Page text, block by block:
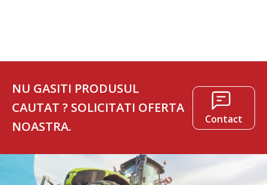
NU GASITI PRODUSUL
CAUTAT ? SOLICITATI OFERTA
NOASTRA.
Contact